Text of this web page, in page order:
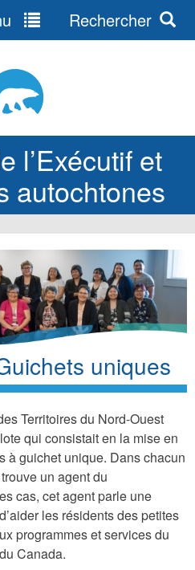
l’Exécutif et
autochtones
Rechercher
uniques
Territoires du Nord-Ouest
qui consistait en la mise en
à guichet unique. Dans chacun
un agent du
cas, cet agent parle une
les résidents des petites
programmes et services du
Canada.